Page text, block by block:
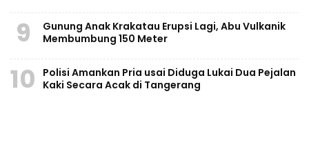
9
Gunung Anak Krakatau Erupsi Lagi, Abu Vulkanik
Membumbung 150 Meter
10
Polisi Amankan Pria usai Diduga Lukai Dua Pejalan
Kaki Secara Acak di Tangerang